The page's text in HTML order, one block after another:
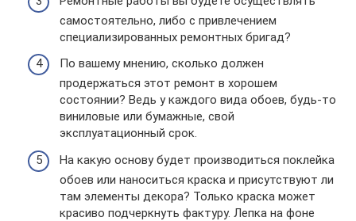
самостоятельно, либо с привлечением
специализированных ремонтных бригад?
По вашему мнению, сколько должен
продержаться этот ремонт в хорошем
состоянии? Ведь у каждого вида обоев, будь-то
виниловые или бумажные, свой
эксплуатационный срок.
На какую основу будет производиться поклейка
обоев или наноситься краска и присутствуют ли
там элементы декора? Только краска может
красиво подчеркнуть фактуру. Лепка на фоне